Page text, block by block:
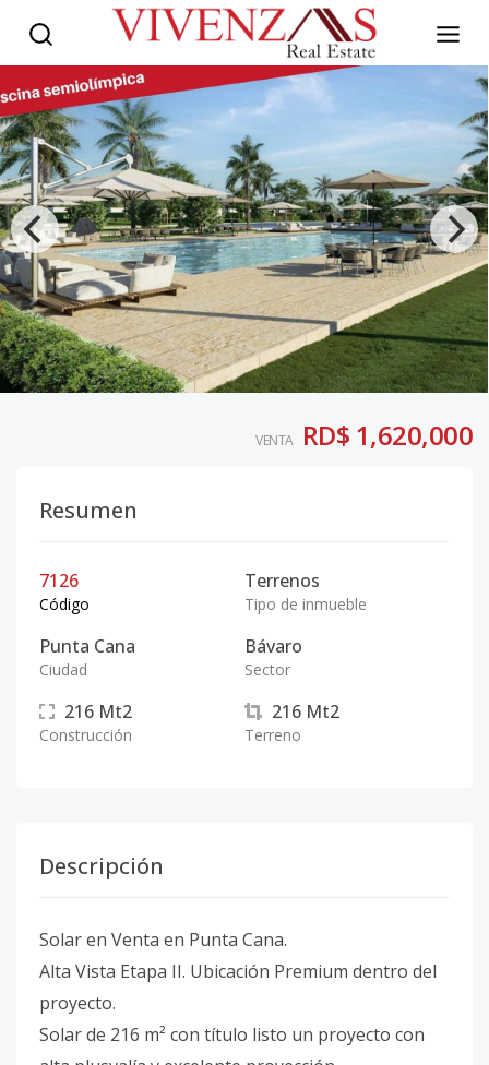
VENTA RD$ 1,620,000
Resumen
7126
Código
Terrenos
Tipo de inmueble
Punta Cana
Ciudad
Bávaro
Sector
216 Mt2
Construcción
216 Mt2
Terreno
Descripción
Solar en Venta en Punta Cana.
Alta Vista Etapa II. Ubicación Premium dentro del
proyecto.
Solar de 216 m² con título listo un proyecto con